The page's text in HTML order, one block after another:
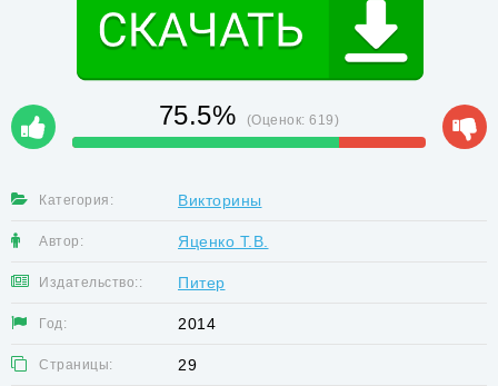
75.5% (Оценок:619)
Категория: Викторины
Автор: Яценко Т.В.
Издательство:: Питер
Год: 2014
Страницы: 29